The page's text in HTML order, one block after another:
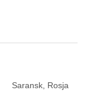
Saransk, Rosja